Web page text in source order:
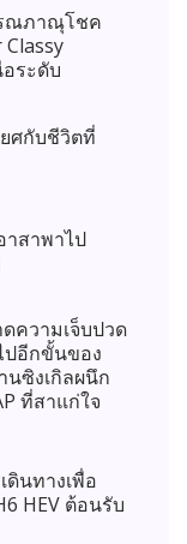
ณภาณุโชค
ระดับ
ศกับชีวิตที่
าสาพาไป
ความเจ็บปวด
ปอีกขั้นของ
นซิงเกิลผนึก
ที่สาแก่ใจ
ดินทางเพื่อ
HEV ต้อนรับ